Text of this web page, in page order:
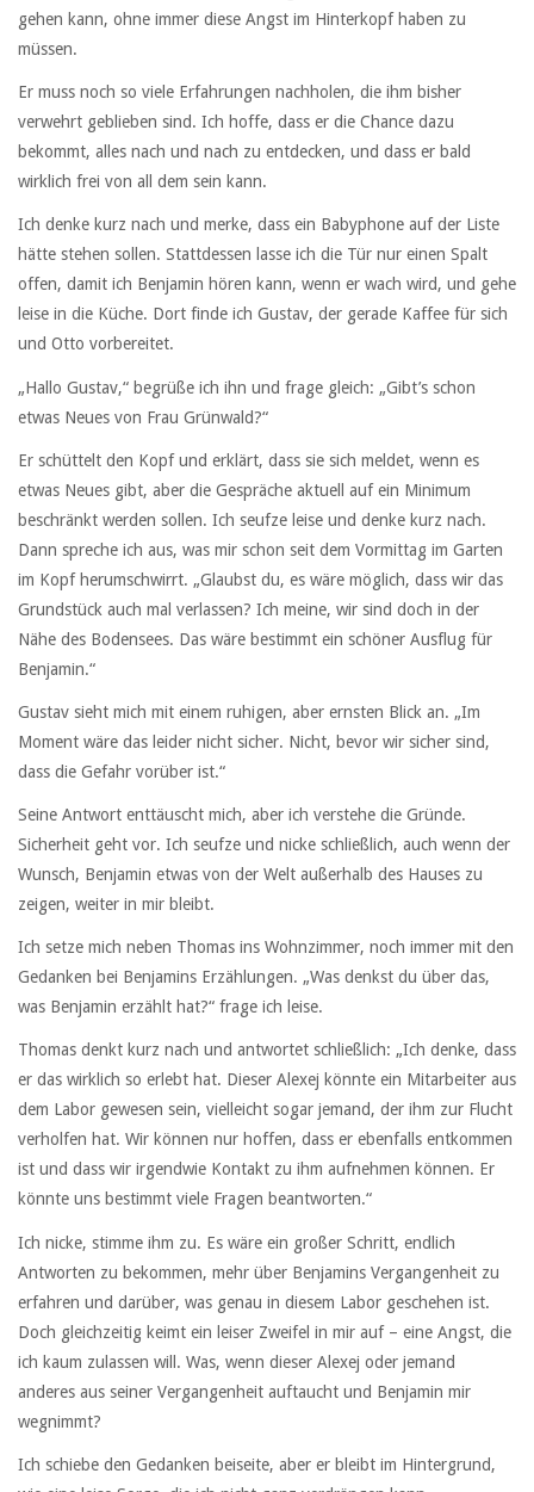
gehen kann, ohne immer diese Angst im Hinterkopf haben zu
müssen.
Er muss noch so viele Erfahrungen nachholen, die ihm bisher
verwehrt geblieben sind. Ich hoffe, dass er die Chance dazu
bekommt, alles nach und nach zu entdecken, und dass er bald
wirklich frei von all dem sein kann.
Ich denke kurz nach und merke, dass ein Babyphone auf der Liste
hätte stehen sollen. Stattdessen lasse ich die Tür nur einen Spalt
offen, damit ich Benjamin hören kann, wenn er wach wird, und gehe
leise in die Küche. Dort finde ich Gustav, der gerade Kaffee für sich
und Otto vorbereitet.
„Hallo Gustav,“ begrüße ich ihn und frage gleich: „Gibt’s schon
etwas Neues von Frau Grünwald?“
Er schüttelt den Kopf und erklärt, dass sie sich meldet, wenn es
etwas Neues gibt, aber die Gespräche aktuell auf ein Minimum
beschränkt werden sollen. Ich seufze leise und denke kurz nach.
Dann spreche ich aus, was mir schon seit dem Vormittag im Garten
im Kopf herumschwirrt. „Glaubst du, es wäre möglich, dass wir das
Grundstück auch mal verlassen? Ich meine, wir sind doch in der
Nähe des Bodensees. Das wäre bestimmt ein schöner Ausflug für
Benjamin.“
Gustav sieht mich mit einem ruhigen, aber ernsten Blick an. „Im
Moment wäre das leider nicht sicher. Nicht, bevor wir sicher sind,
dass die Gefahr vorüber ist.“
Seine Antwort enttäuscht mich, aber ich verstehe die Gründe.
Sicherheit geht vor. Ich seufze und nicke schließlich, auch wenn der
Wunsch, Benjamin etwas von der Welt außerhalb des Hauses zu
zeigen, weiter in mir bleibt.
Ich setze mich neben Thomas ins Wohnzimmer, noch immer mit den
Gedanken bei Benjamins Erzählungen. „Was denkst du über das,
was Benjamin erzählt hat?“ frage ich leise.
Thomas denkt kurz nach und antwortet schließlich: „Ich denke, dass
er das wirklich so erlebt hat. Dieser Alexej könnte ein Mitarbeiter aus
dem Labor gewesen sein, vielleicht sogar jemand, der ihm zur Flucht
verholfen hat. Wir können nur hoffen, dass er ebenfalls entkommen
ist und dass wir irgendwie Kontakt zu ihm aufnehmen können. Er
könnte uns bestimmt viele Fragen beantworten.“
Ich nicke, stimme ihm zu. Es wäre ein großer Schritt, endlich
Antworten zu bekommen, mehr über Benjamins Vergangenheit zu
erfahren und darüber, was genau in diesem Labor geschehen ist.
Doch gleichzeitig keimt ein leiser Zweifel in mir auf – eine Angst, die
ich kaum zulassen will. Was, wenn dieser Alexej oder jemand
anderes aus seiner Vergangenheit auftaucht und Benjamin mir
wegnimmt?
Ich schiebe den Gedanken beiseite, aber er bleibt im Hintergrund,